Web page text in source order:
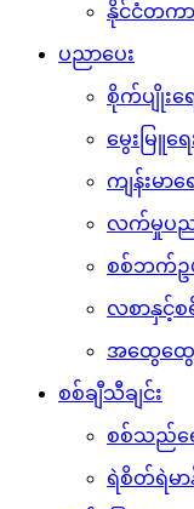
နိုင်ငံတက
ပညာပေး
စိုက်ပျိုးရ
မွေးမြူရေ
ကျန်းမာရ
လက်မှုပည
စစ်ဘက်ဥ
လစာနှင့်စ
အထွေထွ
စစ်ချီသီချင်း
စစ်သည်ရေ
ရဲစိတ်ရဲမာန်